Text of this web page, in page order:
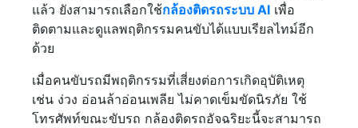
แล้ว ยังสามารถเลือกใช้กล้องติดรถระบบ AI เพื่อ
ติดตามและดูแลพฤติกรรมคนขับได้แบบเรียลไทม์อีก
ด้วย
เมื่อคนขับรถมีพฤติกรรมที่เสี่ยงต่อการเกิดอุบัติเหตุ
เช่น ง่วง อ่อนล้าอ่อนเพลีย ไม่คาดเข็มขัดนิรภัย ใช้
โทรศัพท์ขณะขับรถ กล้องติดรถอัจฉริยะนี้จะสามารถ